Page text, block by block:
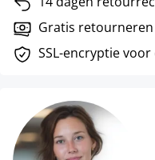
Gratis retourneren
SSL-encryptie